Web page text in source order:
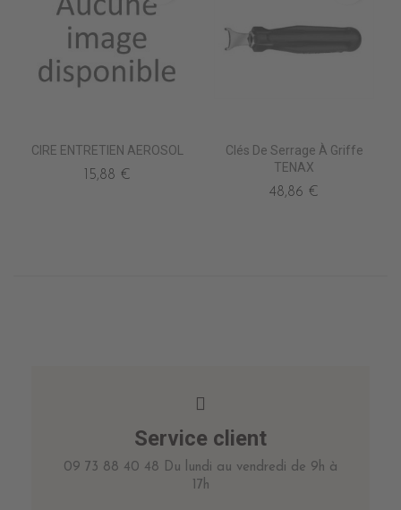
CIRE ENTRETIEN AEROSOL
15,88 €
Clés De Serrage À Griffe
TENAX
48,86 €
Service client
09 73 88 40 48 Du lundi au vendredi de 9h à
17h